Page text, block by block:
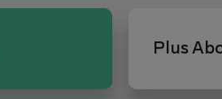
Plus